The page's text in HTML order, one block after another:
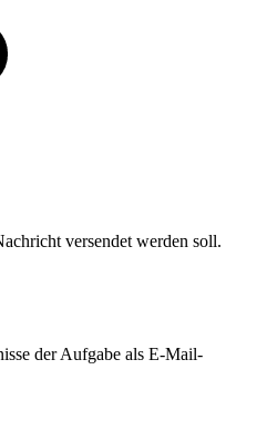
versendet werden soll.
der Aufgabe als E-Mail-